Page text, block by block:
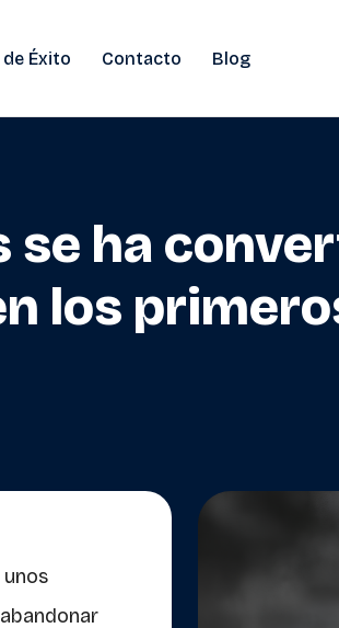
Éxito Contacto Blog
ha
los